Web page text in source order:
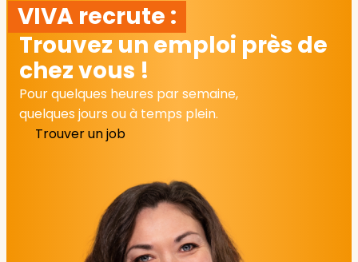
VIVA recrute :
Trouvez un emploi près de
chez vous !
Pour quelques heures par semaine,
quelques jours ou à temps plein.
Trouver un job